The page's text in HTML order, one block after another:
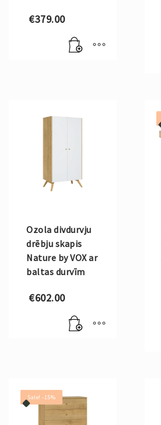
€379.00
Ozola divdurvju
drēbju skapis
Nature by VOX ar
baltas durvīm
€602.00
Sale! -15%